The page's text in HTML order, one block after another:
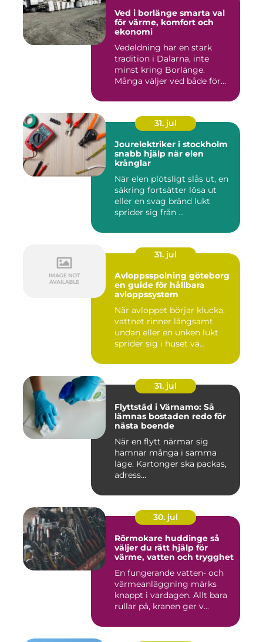
Ved i borlänge smarta val
för värme, komfort och
ekonomi
Vedeldning har en stark
tradition i Dalarna, inte
minst kring Borlänge.
Många väljer ved både för
31. jul
Jourelektriker i stockholm
snabb hjälp när elen
krånglar
När elen plötsligt slås ut, en
säkring fortsätter lösa ut
eller en svag bränd lukt
sprider sig från ...
31. jul
Avloppsspolning göteborg
en guide för hållbara
avloppssystem
När avloppet börjar klucka,
vattnet rinner långsamt
undan eller en unken lukt
sprider sig i huset vä...
31. jul
Flyttstäd i Värnamo: Så
lämnas bostaden redo för
nästa boende
När en flytt närmar sig
hamnar många i samma
läge. Kartonger ska packas,
adress...
30. jul
Rörmokare huddinge så
väljer du rätt hjälp för
värme, vatten och trygghet
En fungerande vatten- och
värmeanläggning märks
knappt i vardagen. Allt bara
rullar på, kranen ger v...